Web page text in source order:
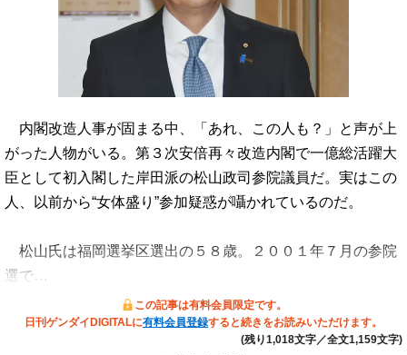
内閣改造人事が固まる中、「あれ、この人も？」と声が上
がった人物がいる。第３次安倍再々改造内閣で一億総活躍大
臣として初入閣した岸田派の松山政司参院議員だ。実はこの
人、以前から“女体盛り”参加疑惑が囁かれているのだ。
松山氏は福岡選挙区選出の５８歳。２００１年７月の参院
選で…
この記事は有料会員限定です。
日刊ゲンダイDIGITALに有料会員登録すると続きをお読みいただけます。
(残り1,018文字／全文1,159文字)